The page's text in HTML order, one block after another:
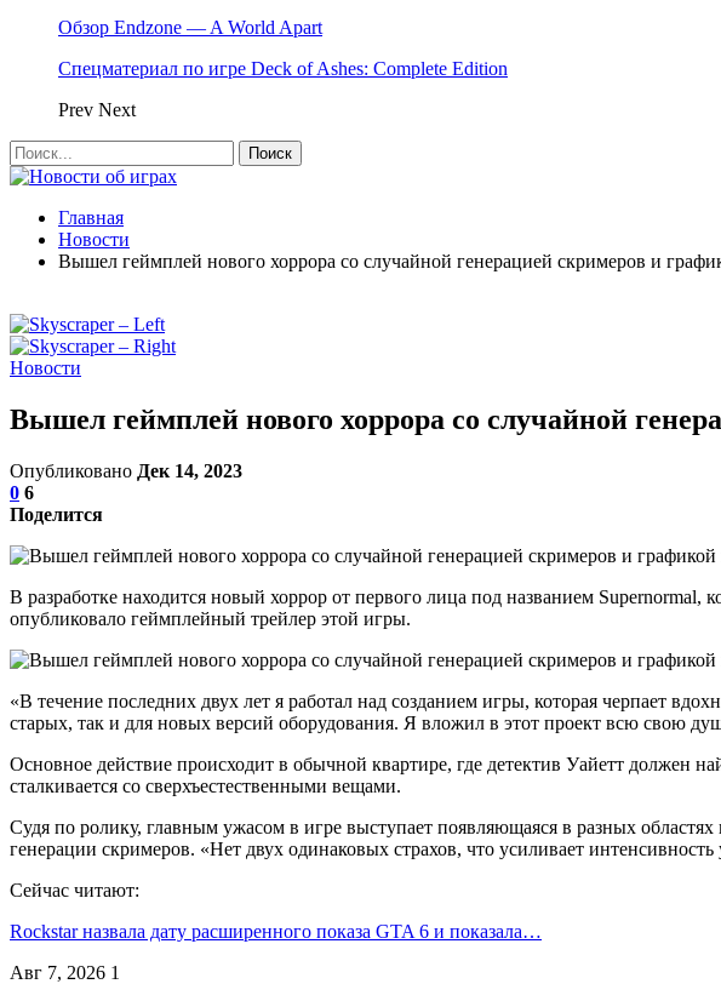
Обзор Endzone — A World Apart
Спецматериал по игре Deck of Ashes: Complete Edition
Prev Next
Главная
Новости
Вышел геймплей нового хоррора со случайной генерацией скримеров и
Новости
Вышел геймплей нового хоррора со случайной
Опубликовано Дек 14, 2023
0 6
Поделится
В разработке находится новый хоррор от первого лица под названием
опубликовало геймплейный трейлер этой игры.
«В течение последних двух лет я работал над созданием игры, которая черпает
старых, так и для новых версий оборудования. Я вложил в этот проект всю свою
Основное действие происходит в обычной квартире, где детектив Уайетт должен
сталкивается со сверхъестественными вещами.
Судя по ролику, главным ужасом в игре выступает появляющаяся в разных
генерации скримеров. «Нет двух одинаковых страхов, что усиливает
Сейчас читают:
Rockstar назвала дату расширенного показа GTA 6 и показала…
Авг 7, 2026 1